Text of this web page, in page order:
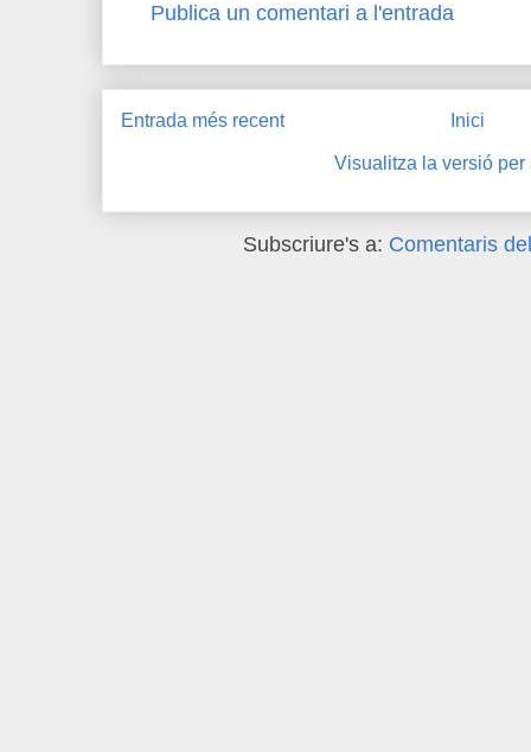
Publica un comentari a l'entrada
Entrada més recent Inici
Visualitza la versió per
Subscriure's a: Comentaris